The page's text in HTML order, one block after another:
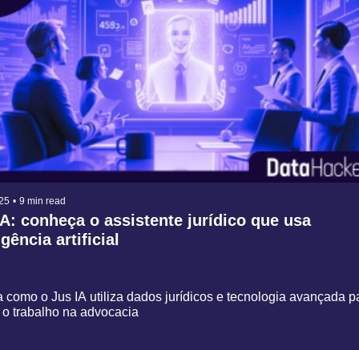
• 9 min read
conheça o assistente jurídico que usa
artificial
como o Jus IA utiliza dados jurídicos e tecnologia avançada
trabalho na advocacia